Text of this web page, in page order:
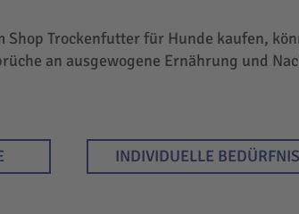
Shop Trockenfutter für Hunde kaufen,
an ausgewogene Ernährung und
INDIVIDUELLE